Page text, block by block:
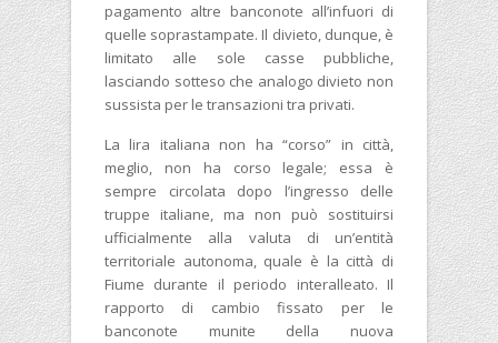
pagamento altre banconote all’infuori di
quelle soprastampate. Il divieto, dunque, è
limitato alle sole casse pubbliche,
lasciando sotteso che analogo divieto non
sussista per le transazioni tra privati.
La lira italiana non ha “corso” in città,
meglio, non ha corso legale; essa è
sempre circolata dopo l’ingresso delle
truppe italiane, ma non può sostituirsi
ufficialmente alla valuta di un’entità
territoriale autonoma, quale è la città di
Fiume durante il periodo interalleato. Il
rapporto di cambio fissato per le
banconote munite della nuova